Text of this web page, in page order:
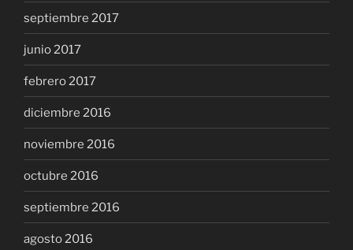
septiembre 2017
junio 2017
febrero 2017
diciembre 2016
noviembre 2016
octubre 2016
septiembre 2016
agosto 2016